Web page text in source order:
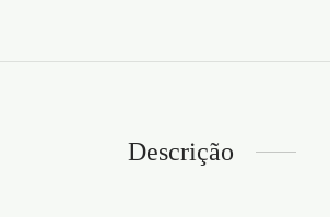
Descrição